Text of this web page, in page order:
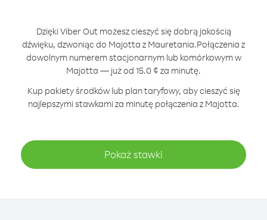
Dzięki Viber Out możesz cieszyć się dobrą jakością
dźwięku, dzwoniąc do Majotta z Mauretania.Połączenia z
dowolnym numerem stacjonarnym lub komórkowym w
Majotta — już od 15.0 ¢ za minutę.
Kup pakiety środków lub plan taryfowy, aby cieszyć się
najlepszymi stawkami za minutę połączenia z Majotta.
Pokaż stawki